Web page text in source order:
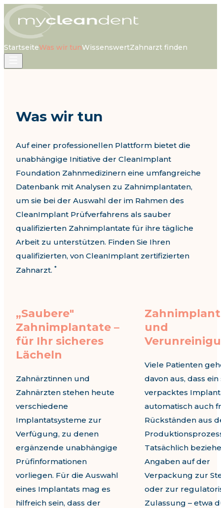
StartseiteWas wir tunWissenswertZahnarzt finden
Was wir tun
Auf einer professionellen Plattform bietet die
unabhängige Initiative der CleanImplant
Foundation Zahnmedizinern eine umfangreiche
Datenbank mit Analysen zu Zahnimplantaten,
um sie bei der Auswahl der im Rahmen des
CleanImplant Prüfverfahrens als sauber
qualifizierten Zahnimplantate für ihre tägliche
Arbeit zu unterstützen. Finden Sie Ihren
qualifizierten, von CleanImplant zertifizierten
Zahnarzt. *
„Saubere"
Zahnimplantate –
für Ihr sicheres
Lächeln
Zahnärztinnen und
Zahnärzten stehen heute
verschiedene
Implantatsysteme zur
Verfügung, zu denen
ergänzende unabhängige
Prüfinformationen
vorliegen. Für die Auswahl
eines Implantats mag es
hilfreich sein, dass der
und
Viele Patienten
davon aus, dass
verpacktes
automatisch auch
Rückständen aus
Tatsächlich
Angaben auf der
Verpackung zur
oder zur
Zulassung – etwa